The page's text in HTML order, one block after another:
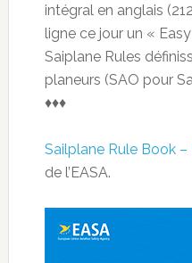
intégral en anglais
ligne ce jour un «
Saiplane Rules
planeurs (SAO pour
♦♦♦
Sailplane Rule Book –
de l’EASA.